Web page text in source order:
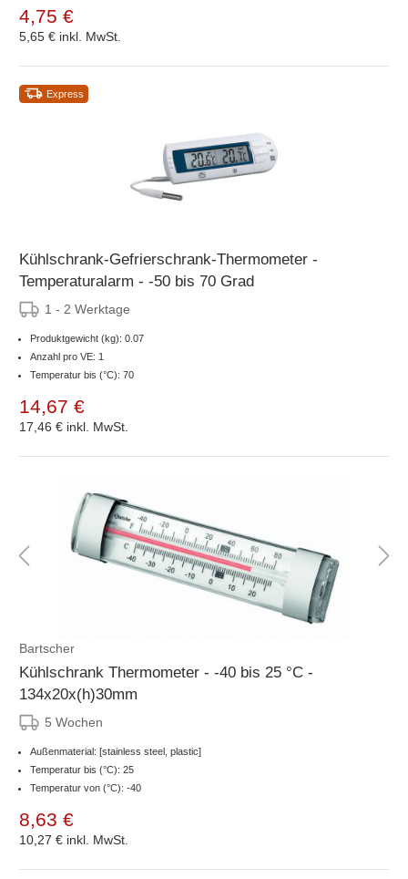
4,75 €
5,65 € inkl. MwSt.
Express
Kühlschrank-Gefrierschrank-Thermometer -
Temperaturalarm - -50 bis 70 Grad
1 - 2 Werktage
Produktgewicht (kg): 0.07
Anzahl pro VE: 1
Temperatur bis (°C): 70
14,67 €
17,46 € inkl. MwSt.
Bartscher
Kühlschrank Thermometer - -40 bis 25 °C -
134x20x(h)30mm
5 Wochen
Außenmaterial: [stainless steel, plastic]
Temperatur bis (°C): 25
Temperatur von (°C): -40
8,63 €
10,27 € inkl. MwSt.